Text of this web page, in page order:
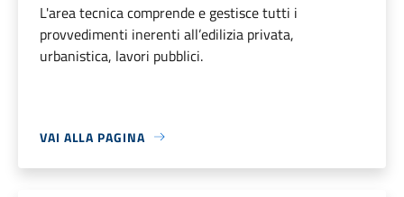
L'area tecnica comprende e gestisce tutti i
provvedimenti inerenti all’edilizia privata,
urbanistica, lavori pubblici.
VAI ALLA PAGINA